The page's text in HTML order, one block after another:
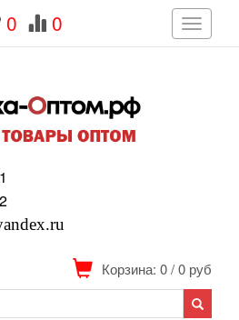
0 0
Toggle
Корзина: 0/0 руб